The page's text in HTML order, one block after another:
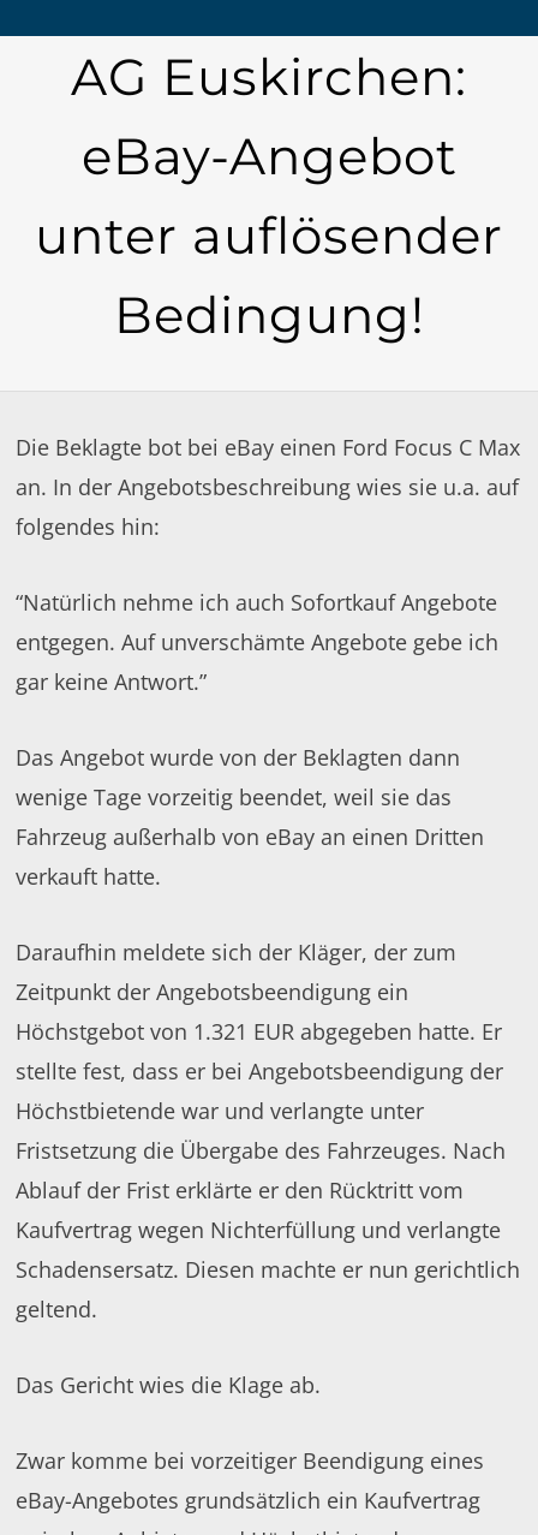
AG Euskirchen:
eBay-Angebot
unter auflösender
Bedingung!
Die Beklagte bot bei eBay einen Ford Focus C Max
an. In der Angebotsbeschreibung wies sie u.a. auf
folgendes hin:
“Natürlich nehme ich auch Sofortkauf Angebote
entgegen. Auf unverschämte Angebote gebe ich
gar keine Antwort.”
Das Angebot wurde von der Beklagten dann
wenige Tage vorzeitig beendet, weil sie das
Fahrzeug außerhalb von eBay an einen Dritten
verkauft hatte.
Daraufhin meldete sich der Kläger, der zum
Zeitpunkt der Angebotsbeendigung ein
Höchstgebot von 1.321 EUR abgegeben hatte. Er
stellte fest, dass er bei Angebotsbeendigung der
Höchstbietende war und verlangte unter
Fristsetzung die Übergabe des Fahrzeuges. Nach
Ablauf der Frist erklärte er den Rücktritt vom
Kaufvertrag wegen Nichterfüllung und verlangte
Schadensersatz. Diesen machte er nun gerichtlich
geltend.
Das Gericht wies die Klage ab.
Zwar komme bei vorzeitiger Beendigung eines
eBay-Angebotes grundsätzlich ein Kaufvertrag